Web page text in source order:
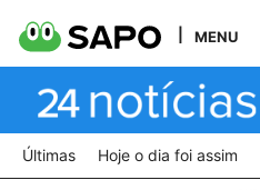
MENU
Últimas Hoje o dia foi assim